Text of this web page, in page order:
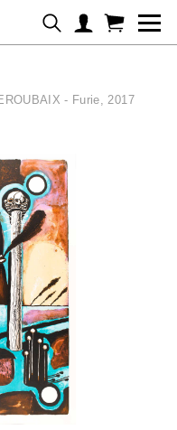
- Furie, 2017